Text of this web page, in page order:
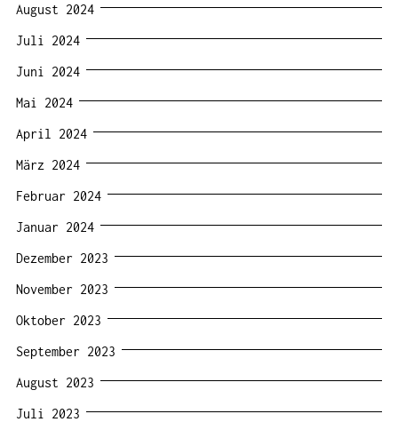
August 2024
Juli 2024
Juni 2024
Mai 2024
April 2024
März 2024
Februar 2024
Januar 2024
Dezember 2023
November 2023
Oktober 2023
September 2023
August 2023
Juli 2023